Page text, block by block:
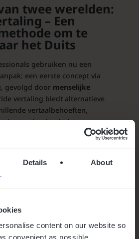
Details About
content on our website so
convenient as possible.
twee werelden:
– Een
om te
het Duits
gebruiken nu een
een eerste concept via
, gevolgd door menselijke
vertaling biedt alternatieve
vertaalbehoeften,
bestand uploadt dat eerst
handmatig wordt vertaald.
snelheid met nauwkeurigheid
geworden voor